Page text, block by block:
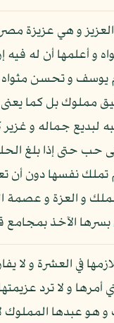
العزيز و هي عزيزة
و أعلمها أن له فيه
يوسف و تحسن مثواه
مملوك بل كما
لبديع جماله و غزير
حب حتى إذا بلغ
نفسها دون أن
و العزة و عصمة
الآخذ بمجامع
في العشرة و لا
أمرها و لا ترد
عبدها المملوك